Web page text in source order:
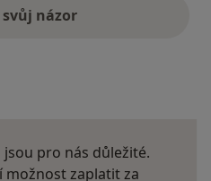
názor
jsou pro nás důležité.
možnost zaplatit za